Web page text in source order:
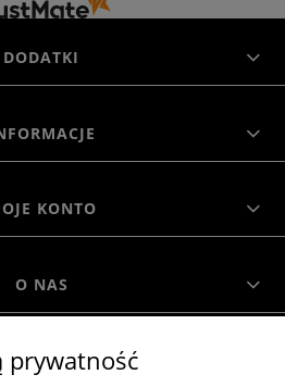
DODATKI
KONTO
O NAS
MOROWO
prywatność